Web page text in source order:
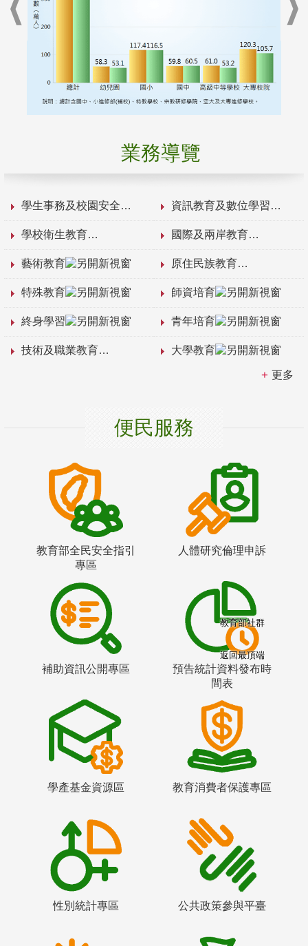
業務導覽
學生事務及校園安全 資訊教育及數位學習
學校衛生教育 國際及兩岸教育
藝術教育 原住民族教育
特殊教育 師資培育
終身學習 青年培育
技術及職業教育 大學教育
更多
便民服務
教育部全民安全指引
專區
人體研究倫理申訴
補助資訊公開專區
預告統計資料發布時
間表
學產基金資源區 教育消費者保護專區
性別統計專區 公共政策參與平臺
教育部社群
返回最頂端